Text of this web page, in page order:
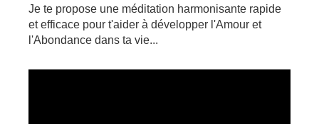
Je te propose une méditation harmonisante rapide
et efficace pour t'aider à développer l'Amour et
l'Abondance dans ta vie...